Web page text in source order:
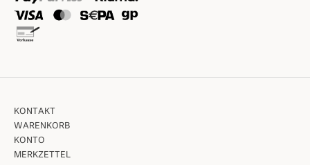
KONTAKT
WARENKORB
KONTO
MERKZETTEL